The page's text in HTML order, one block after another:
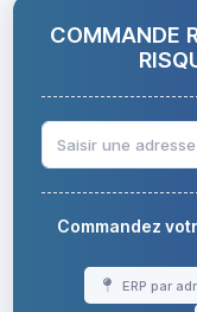
COMMANDE
Commandez
ERP par